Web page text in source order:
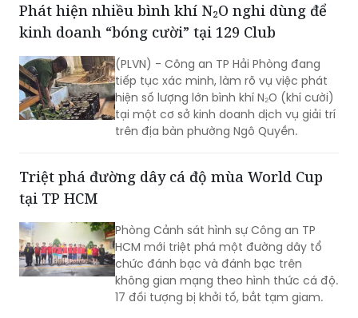
tra, làm rõ vụ “Cố ý gây thương tích” và
“Gây rối trật tự công cộng” xảy ra ngày
Phát hiện nhiều bình khí N₂O nghi dùng để
kinh doanh “bóng cười” tại 129 Club
(PLVN) - Công an TP Hải Phòng đang
tiếp tục xác minh, làm rõ vụ việc phát
hiện số lượng lớn bình khí N₂O (khí cười)
tại một cơ sở kinh doanh dịch vụ giải trí
trên địa bàn phường Ngô Quyền.
Triệt phá đường dây cá độ mùa World Cup
tại TP HCM
Phòng Cảnh sát hình sự Công an TP
HCM mới triệt phá một đường dây tổ
chức đánh bạc và đánh bạc trên
không gian mạng theo hình thức cá độ.
17 đối tượng bị khởi tố, bắt tạm giam.